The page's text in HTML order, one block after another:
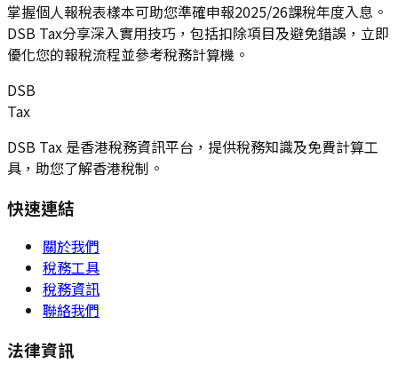
掌握個人報稅表樣本可助您準確申報2025/26課稅年度入息。
DSB Tax分享深入實用技巧，包括扣除項目及避免錯誤，立即
優化您的報稅流程並參考稅務計算機。
DSB
Tax
DSB Tax 是香港稅務資訊平台，提供稅務知識及免費計算工
具，助您了解香港稅制。
快速連結
關於我們
稅務工具
稅務資訊
聯絡我們
法律資訊